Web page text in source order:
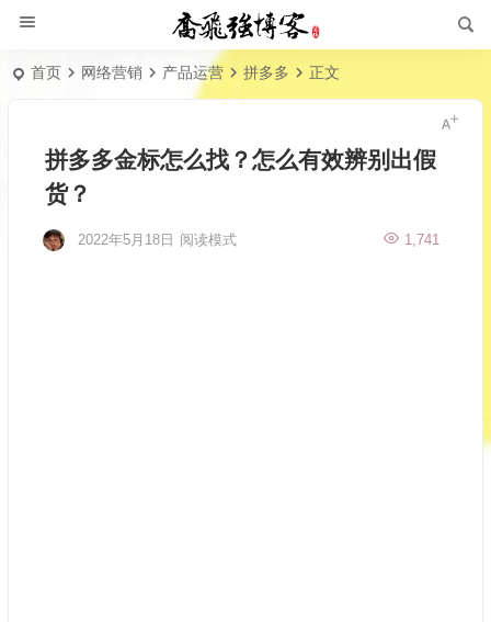
首页 网络营销 产品运营 拼多多 正文
拼多多金标怎么找？怎么有效辨别出假
货？
2022年5月18日 1,741
阅读模式